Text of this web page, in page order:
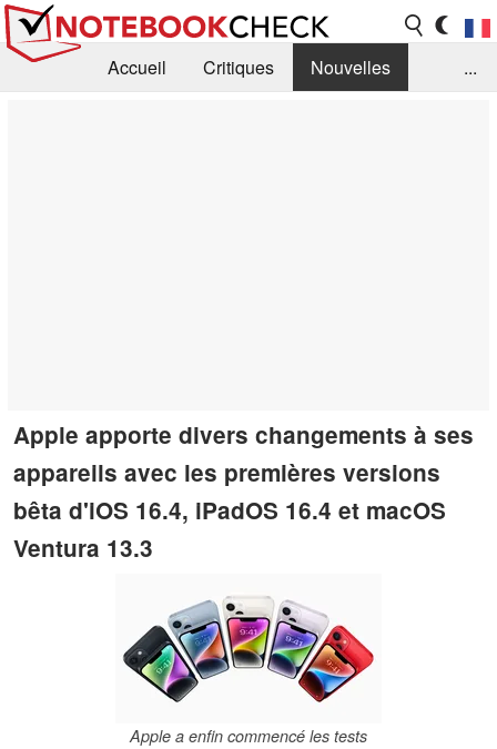
Accueil Critiques
Nouvelles
...
Apple apporte divers changements à ses
appareils avec les premières versions
bêta d'iOS 16.4, iPadOS 16.4 et macOS
Ventura 13.3
Apple a enfin commencé les tests